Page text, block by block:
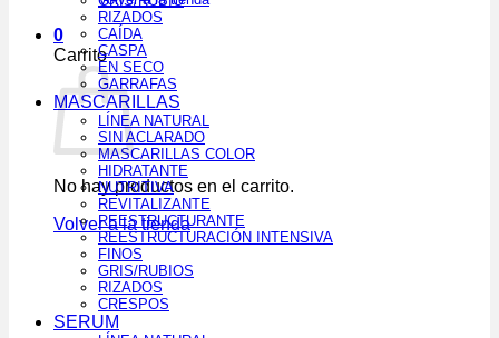
0
Carrito
No hay productos en el carrito.
Volver a la tienda
RIZADOS
CAÍDA
CASPA
EN SECO
GARRAFAS
MASCARILLAS
LÍNEA NATURAL
SIN ACLARADO
MASCARILLAS COLOR
HIDRATANTE
NUTRITIVA
REVITALIZANTE
REESTRUCTURANTE
REESTRUCTURACIÓN INTENSIVA
FINOS
GRIS/RUBIOS
RIZADOS
CRESPOS
SERUM